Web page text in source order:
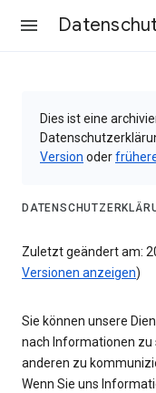
Dies ist eine
Version oder
Zuletzt geändert am:
Versionen anzeigen)
Sie können unsere
nach Informationen zu
anderen zu
Wenn Sie uns